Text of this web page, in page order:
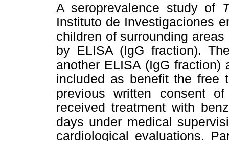
A seroprevalence study of
Instituto de Investigaciones
children of surrounding
by ELISA (IgG fraction).
another ELISA (IgG fraction)
included as benefit the free
previous written consent
received treatment with
days under medical
cardiological evaluations.